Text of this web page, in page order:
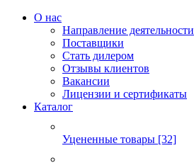
О нас
Направление деятельности
Поставщики
Стать дилером
Отзывы клиентов
Вакансии
Лицензии и сертификаты
Каталог
Уцененные товары [32]